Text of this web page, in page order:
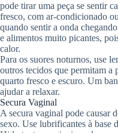
pode tirar uma peça se sentir
fresco, com ar-condicionado
quando sentir a onda
e alimentos muito picantes,
calor.
Para os suores noturnos, use
outros tecidos que permitam a
quarto fresco e escuro. Um
ajudar a relaxar.
Secura Vaginal
A secura vaginal pode causar
sexo. Use lubrificantes à base